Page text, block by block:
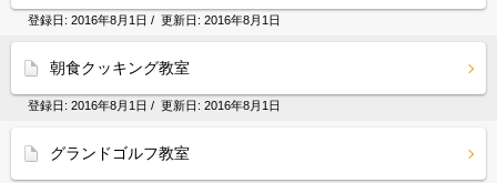
登録日: 2016年8月1日 / 更新日: 2016年8月1日
朝食クッキング教室
登録日: 2016年8月1日 / 更新日: 2016年8月1日
グランドゴルフ教室